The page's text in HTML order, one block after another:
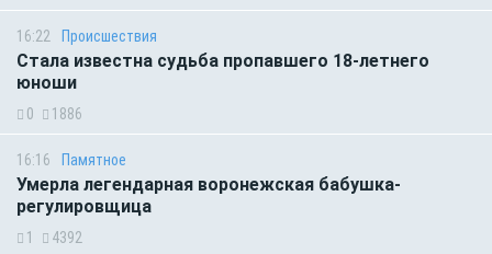
16:22 Происшествия
Стала известна судьба пропавшего 18-летнего
юноши
0 1886
16:16 Памятное
Умерла легендарная воронежская бабушка-
регулировщица
1 4392